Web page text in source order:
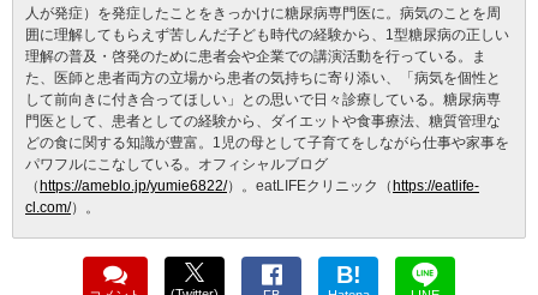
人が発症）を発症したことをきっかけに糖尿病専門医に。病気のことを周
囲に理解してもらえず苦しんだ子ども時代の経験から、1型糖尿病の正しい
理解の普及・啓発のために患者会や企業での講演活動を行っている。ま
た、医師と患者両方の立場から患者の気持ちに寄り添い、「病気を個性と
して前向きに付き合ってほしい」との思いで日々診療している。糖尿病専
門医として、患者としての経験から、ダイエットや食事療法、糖質管理な
どの食に関する知識が豊富。1児の母として子育てをしながら仕事や家事を
パワフルにこなしている。オフィシャルブログ
（ https://ameblo.jp/yumie6822/）。eatLIFEクリニック（ https://eatlife-
cl.com/）。
B!